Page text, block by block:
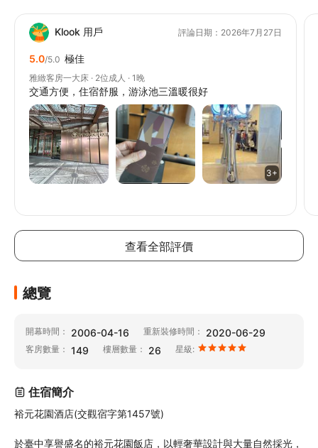
Klook 用戶 評論日期：2026年7月27日
5.0/5.0 極佳
雅緻客房一大床 · 2位成人 · 1晚
交通方便，住宿舒服，游泳池三溫暖很好
3+
查看全部評價
總覽
開幕時間： 2006-04-16 重新裝修時間： 2020-06-29
客房數量： 149 樓層數量： 26 星級:
住宿簡介
裕元花園酒店(交觀宿字第1457號)
於臺中享譽盛名的裕元花園飯店，以輕奢華設計與大量自然採光，